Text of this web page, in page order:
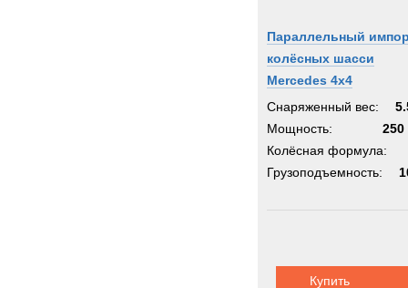
Параллельный
колёсных шасси
Mercedes 4x4
Снаряженный вес:
Мощность:
250
Колёсная формула:
Грузоподъемность:
Купить